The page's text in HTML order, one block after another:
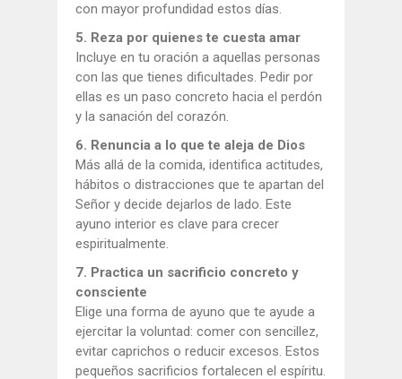
con mayor profundidad estos días.
5. Reza por quienes te cuesta amar
Incluye en tu oración a aquellas personas
con las que tienes dificultades. Pedir por
ellas es un paso concreto hacia el perdón
y la sanación del corazón.
6. Renuncia a lo que te aleja de Dios
Más allá de la comida, identifica actitudes,
hábitos o distracciones que te apartan del
Señor y decide dejarlos de lado. Este
ayuno interior es clave para crecer
espiritualmente.
7. Practica un sacrificio concreto y
consciente
Elige una forma de ayuno que te ayude a
ejercitar la voluntad: comer con sencillez,
evitar caprichos o reducir excesos. Estos
pequeños sacrificios fortalecen el espíritu.